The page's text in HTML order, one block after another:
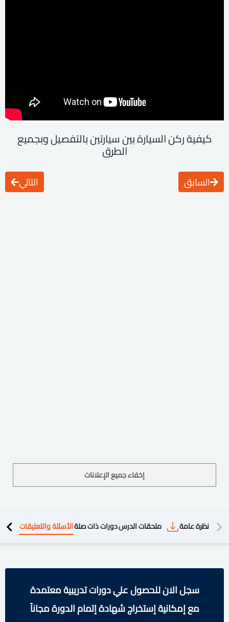
كيفية ركن السيارة بين سيارتين بالتفصيل وبجميع
الطرق
السابق التالي
إخفاء جميع الإعلانات
نظرة عامة ملحقات الدرسدورات ذات صلةالأسئلة والتعليقات
سجل الان للحصول علي دورات تدريبية معتمدة
مع إمكانية إستخراج شهادة إتمام الدورة مجاناً